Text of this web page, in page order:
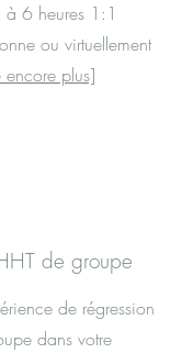
6 heures 1:1
ou virtuellement
encore plus]
de groupe
de régression
dans votre